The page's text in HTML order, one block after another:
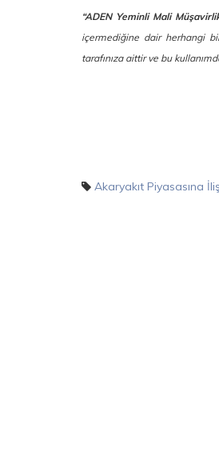
“ADEN Yeminli Mali
içermediğine dair herhangi
tarafınıza aittir ve bu
Akaryakıt Piyasasına